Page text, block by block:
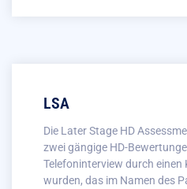
LSA
Die Later Stage HD
zwei gängige HD-
Telefoninterview durch einen
wurden, das im Namen des